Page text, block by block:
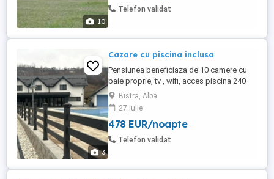
10
noapte, inchiriere integrala.
Telefon validat
3
Cazare cu piscina inclusa
Pensiunea beneficiaza de 10 camere cu
baie proprie, tv , wifi, acces piscina 240
mp cu jacuzzi. La alegere se poate opta
pentru pachet cu mic-dejun si cina.
Proprietatea beneficiaza de o parcare
privata generoasa, locatia este ideala
pentru intalniri team building. Pentru mai
Bistra, Alba
27 iulie
478 EUR/noapte
Telefon validat